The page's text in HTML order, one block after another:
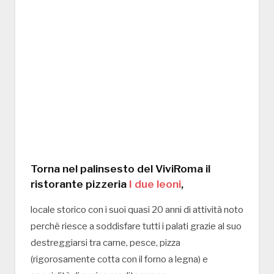
Torna nel palinsesto del ViviRoma il
ristorante pizzeria I due leoni,
locale storico con i suoi quasi 20 anni di attività noto
perchè riesce a soddisfare tutti i palati grazie al suo
destreggiarsi tra carne, pesce, pizza
(rigorosamente cotta con il forno a legna) e